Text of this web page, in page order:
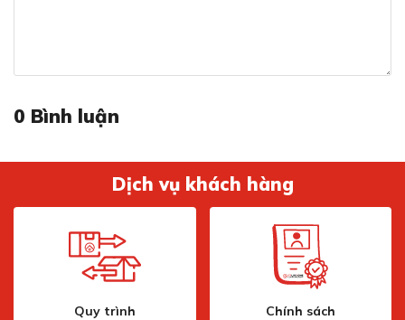
0 Bình luận
Dịch vụ khách hàng
Quy trình
Chính sách